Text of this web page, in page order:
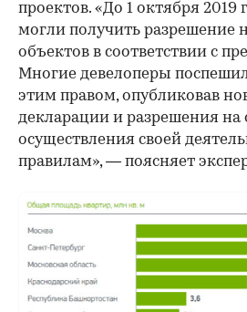
проектов. «До 1 октября 2019
могли получить разрешение
объектов в соответствии с
Многие девелоперы
этим правом, опубликовав
декларации и разрешения на
осуществления своей
правилам», — поясняет